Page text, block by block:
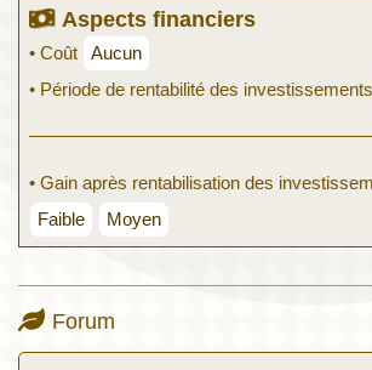
Aspects financiers
• Coût
Aucun
• Période de rentabilité des investissements
• Gain après rentabilisation des
Faible
Moyen
Forum